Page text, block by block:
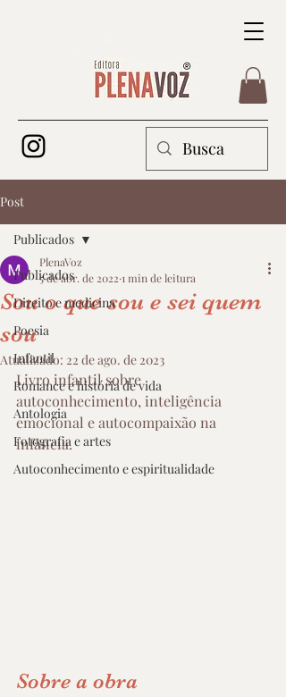
Post
Publicados
Direito e medicina
Poesia
Infantil
Romance e história de vida
Antologia
Fotografia e artes
Autoconhecimento e espiritualidade
Publicados
Sou o que sou e sei quem
sou
PlenaVoz
5 de abr. de 2022 1 min de leitura
Atualizado: 22 de ago. de 2023
Livro infantil sobre
autoconhecimento, inteligência
emocional e autocompaixão na
infância.
Sobre a obra